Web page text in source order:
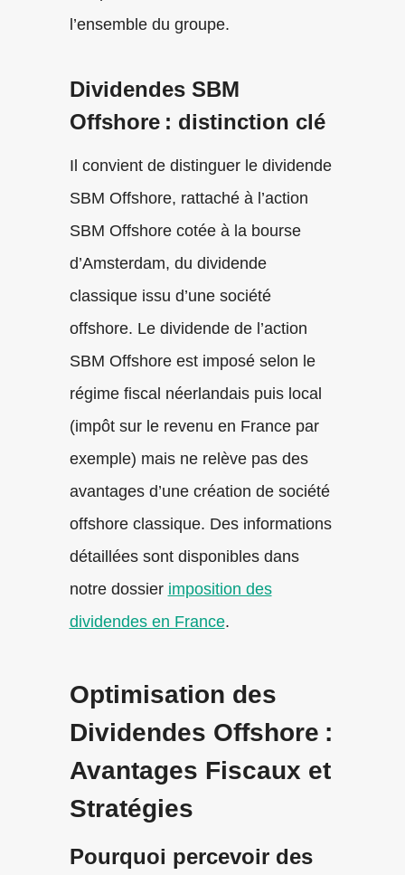
l’ensemble du groupe.
Dividendes SBM
Offshore : distinction clé
Il convient de distinguer le dividende
SBM Offshore, rattaché à l’action
SBM Offshore cotée à la bourse
d’Amsterdam, du dividende
classique issu d’une société
offshore. Le dividende de l’action
SBM Offshore est imposé selon le
régime fiscal néerlandais puis local
(impôt sur le revenu en France par
exemple) mais ne relève pas des
avantages d’une création de société
offshore classique. Des informations
détaillées sont disponibles dans
notre dossier imposition des
dividendes en France.
Optimisation des
Dividendes Offshore :
Avantages Fiscaux et
Stratégies
Pourquoi percevoir des